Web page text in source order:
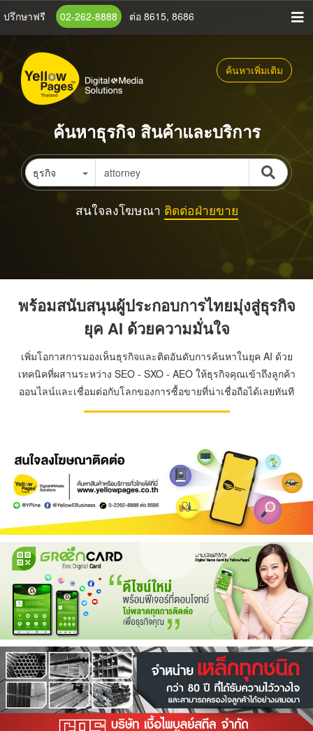
ข้าม
เนื้อหา
หลัก
ปรึกษาฟรี 02-262-8888 ต่อ 8615, 8686
ค้นหาเพิ่มเติม
ค้นหาธุรกิจ สินค้าและบริการ
ธุรกิจ
สนใจลงโฆษณา ติดต่อฝ่ายขาย
พร้อมสนับสนุนผู้ประกอบการไทยมุ่งสู่ธุรกิจ
ยุค AI ด้วยความมั่นใจ
เพิ่มโอกาสการมองเห็นธุรกิจและติดอันดับการค้นหาในยุค AI ด้วย
เทคนิคที่ผสานระหว่าง SEO - SXO - AEO ให้ธุรกิจคุณเข้าถึงลูกค้า
ออนไลน์และเชื่อมต่อกับโลกของการซื้อขายที่น่าเชื่อถือได้เลยทันที